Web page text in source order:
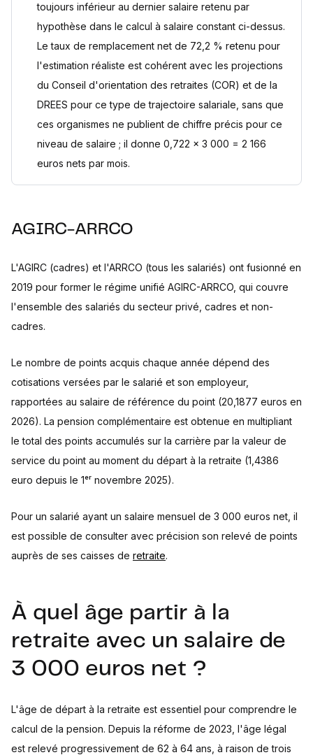
toujours inférieur au dernier salaire retenu par
hypothèse dans le calcul à salaire constant ci-dessus.
Le taux de remplacement net de 72,2 % retenu pour
l'estimation réaliste est cohérent avec les projections
du Conseil d'orientation des retraites (COR) et de la
DREES pour ce type de trajectoire salariale, sans que
ces organismes ne publient de chiffre précis pour ce
niveau de salaire ; il donne 0,722 x 3 000 = 2 166
euros nets par mois.
AGIRC-ARRCO
L'AGIRC (cadres) et l'ARRCO (tous les salariés) ont fusionné en
2019 pour former le régime unifié AGIRC-ARRCO, qui couvre
l'ensemble des salariés du secteur privé, cadres et non-
cadres.
Le nombre de points acquis chaque année dépend des
cotisations versées par le salarié et son employeur,
rapportées au salaire de référence du point (20,1877 euros en
2026). La pension complémentaire est obtenue en multipliant
le total des points accumulés sur la carrière par la valeur de
service du point au moment du départ à la retraite (1,4386
euro depuis le 1ᵉʳ novembre 2025).
Pour un salarié ayant un salaire mensuel de 3 000 euros net, il
est possible de consulter avec précision son relevé de points
auprès de ses caisses de retraite.
À quel âge partir à la
retraite avec un salaire de
3 000 euros net ?
L'âge de départ à la retraite est essentiel pour comprendre le
calcul de la pension. Depuis la réforme de 2023, l'âge légal
est relevé progressivement de 62 à 64 ans, à raison de trois